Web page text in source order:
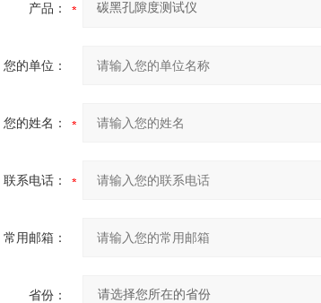
产品：
您的单位：
您的姓名：
联系电话：
常用邮箱：
省份：